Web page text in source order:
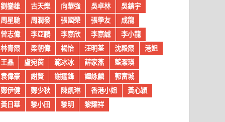
劉鑾雄
古天樂 向華強 吳卓林
吳鎮宇
周星馳
周潤發 張國榮 張學友
成龍
曾志偉
李亞鵬 李嘉欣 李嘉誠
李小龍
林青霞
梁朝偉 楊怡 汪明荃 沈殿霞
港姐
王晶
盧宛茵 範冰冰 薛家燕
藍潔瑛
袁偉豪
謝賢 謝霆鋒 譚詠麟
郭富城
鄭伊健
鄭少秋 陳凱琳 香港小姐
黃心穎
黃日華
黎小田 黎明 黎耀祥